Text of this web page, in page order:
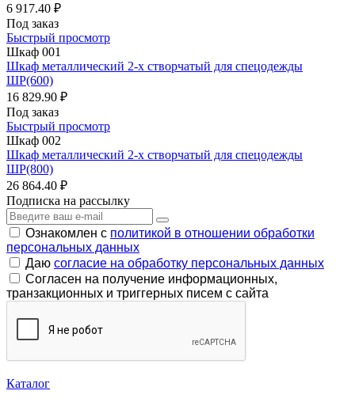
6 917.40 ₽
Под заказ
Быстрый просмотр
Шкаф 001
Шкаф металлический 2-х створчатый для спецодежды
ШР(600)
16 829.90 ₽
Под заказ
Быстрый просмотр
Шкаф 002
Шкаф металлический 2-х створчатый для спецодежды
ШР(800)
26 864.40 ₽
Подписка на рассылку
Ознакомлен с политикой в отношении обработки
персональных данных
Даю согласие на обработку персональных данных
Согласен на получение информационных,
транзакционных и триггерных писем с сайта
Каталог